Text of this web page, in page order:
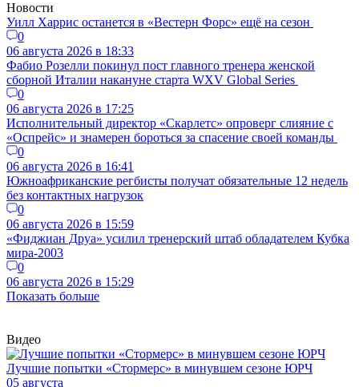
Новости
Уилл Харрис останется в «Вестерн Форс» ещё на сезон
0
06 августа 2026 в 18:33
Фабио Розелли покинул пост главного тренера женской
сборной Италии накануне старта WXV Global Series
0
06 августа 2026 в 17:25
Исполнительный директор «Скарлетс» опроверг слияние с
«Оспрейс» и знамерен бороться за спасение своей команды
0
06 августа 2026 в 16:41
Южноафриканские регбисты получат обязательные 12 недель
без контактных нагрузок
0
06 августа 2026 в 15:59
«Фиджиан Друа» усилил тренерский штаб обладателем Кубка
мира-2003
0
06 августа 2026 в 15:29
Показать больше
Видео
Лучшие попытки «Стормерс» в минувшем сезоне ЮРЧ
05 августа